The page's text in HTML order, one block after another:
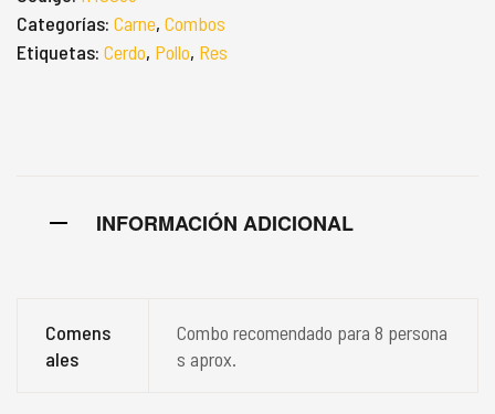
Categorías: Carne, Combos
Etiquetas: Cerdo, Pollo, Res
INFORMACIÓN ADICIONAL
Comens
ales
Combo recomendado para 8 persona
s aprox.